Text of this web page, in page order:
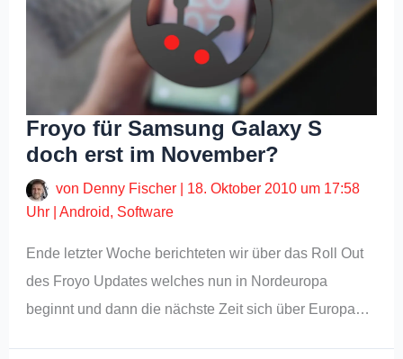
Froyo für Samsung Galaxy S
doch erst im November?
von Denny Fischer
18. Oktober 2010 um 17:58
Uhr |Android, Software
Ende letzter Woche berichteten wir über das Roll Out
des Froyo Updates welches nun in Nordeuropa
beginnt und dann die nächste Zeit sich über Europa…